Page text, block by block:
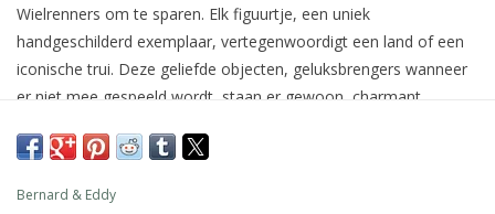
Wielrenners om te sparen. Elk figuurtje, een uniek
handgeschilderd exemplaar, vertegenwoordigt een land of een
iconische trui. Deze geliefde objecten, geluksbrengers wanneer
er niet mee gespeeld wordt, staan ​​er gewoon, charmant
hun diorama’s. Spaar ze allemaal!
Afmeting: 6 x 5,5 cm
Bernard & Eddy